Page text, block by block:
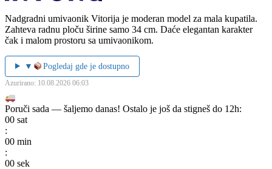
Nadgradni umivaonik Vitorija je moderan model za mala kupatila.
Zahteva radnu ploču širine samo 34 cm. Daće elegantan karakter
čak i malom prostoru sa umivaonikom.
▼ Pogledaj gde je dostupno
Azurirano: 10.08.2026 06:03
Poruči sada — šaljemo danas! Ostalo je još da stigneš do 12h:
00 sat
:
00 min
:
00 sek